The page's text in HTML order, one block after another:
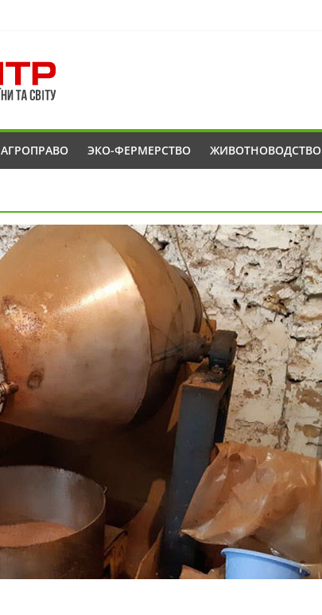
АГРОПРАВО ЭКО-ФЕРМЕРСТВО ЖИВОТНОВОДСТВО